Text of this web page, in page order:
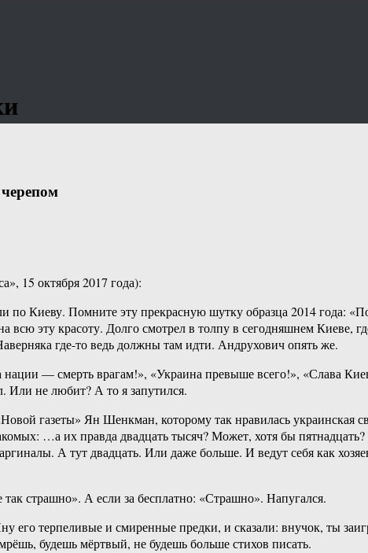
15 октября 2017 года):
по Киеву. Помните эту прекрасную шутку образца 2014 года:
всю эту красоту. Долго смотрел в толпу в сегодняшнем
где-то ведь должны там идти. Андрухович опять же.
— смерть врагам!», «Украина превыше всего!», «Слава
Или не любит? А то я запутился.
газеты» Ян Шенкман, которому так нравилась украинская
…а их правда двадцать тысяч? Может, хотя бы
А тут двадцать. Или даже больше. И ведут себя как
страшно». А если за бесплатно: «Страшно». Напугался.
его терпеливые и смиренные предки, и сказали: внучок, ты
будешь мёртвый, не будешь больше стихов писать.